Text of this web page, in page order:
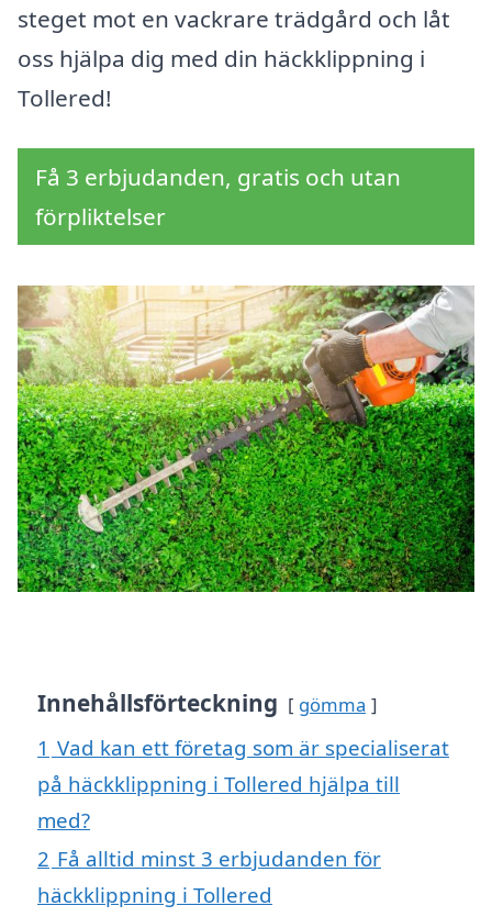
steget mot en vackrare trädgård och låt
oss hjälpa dig med din häckklippning i
Tollered!
Få 3 erbjudanden, gratis och utan
förpliktelser
Innehållsförteckning gömma
1 Vad kan ett företag som är specialiserat
på häckklippning i Tollered hjälpa till
med?
2 Få alltid minst 3 erbjudanden för
häckklippning i Tollered